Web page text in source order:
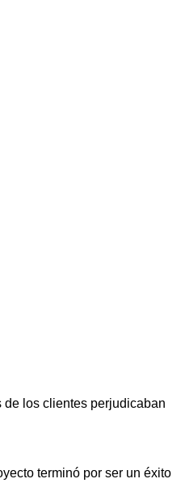
los clientes perjudicaban
terminó por ser un éxito